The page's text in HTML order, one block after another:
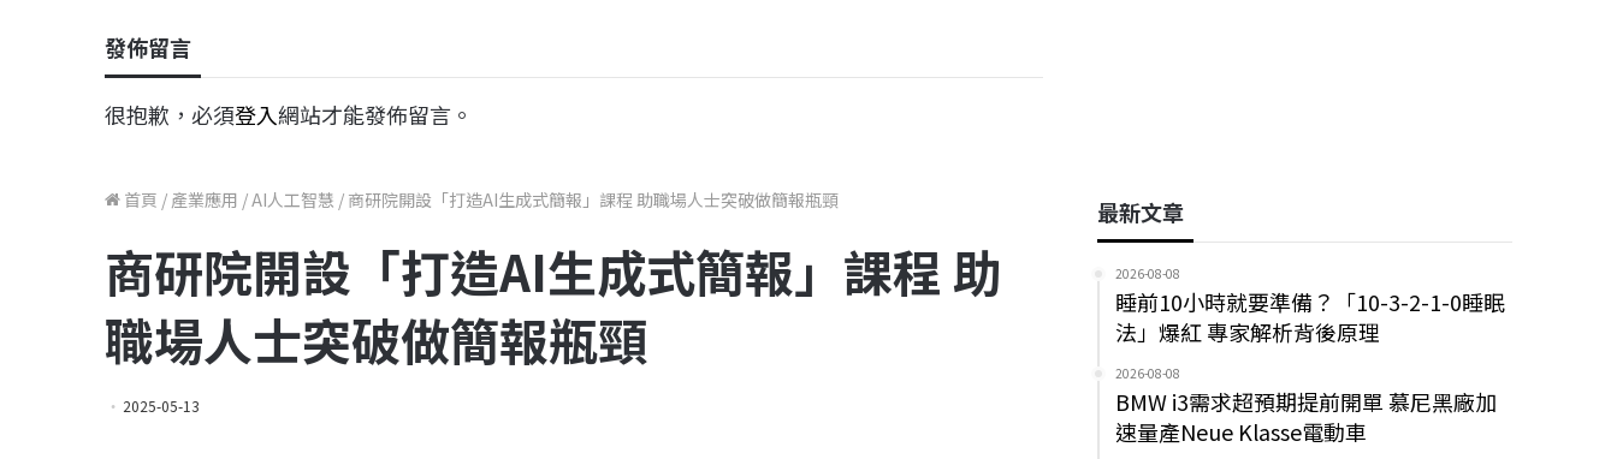
發佈留言
很抱歉，必須登入網站才能發佈留言。